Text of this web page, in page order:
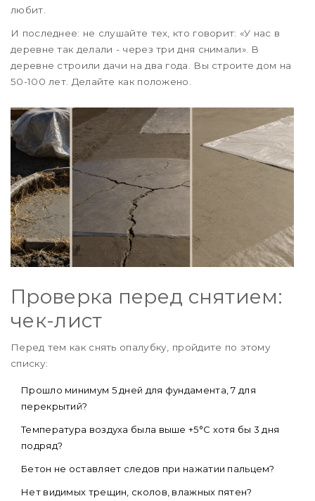
любит.
И последнее: не слушайте тех, кто говорит: «У нас в
деревне так делали - через три дня снимали». В
деревне строили дачи на два года. Вы строите дом на
50-100 лет. Делайте как положено.
Проверка перед снятием:
чек-лист
Перед тем как снять опалубку, пройдите по этому
списку:
Прошло минимум 5 дней для фундамента, 7 для
перекрытий?
Температура воздуха была выше +5°C хотя бы 3 дня
подряд?
Бетон не оставляет следов при нажатии пальцем?
Нет видимых трещин, сколов, влажных пятен?